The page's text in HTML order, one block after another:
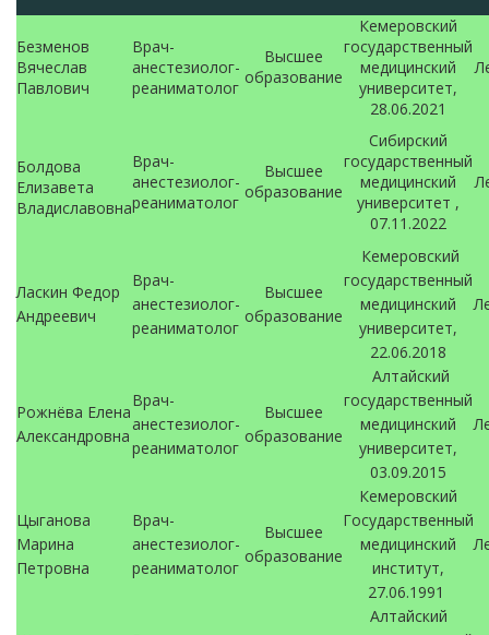
Безменов
Вячеслав
Павлович
Врач-
анестезиолог-
реаниматолог
Высшее
образование
Кемеровский
государственный
медицинский
университет,
28.06.2021
Болдова
Елизавета
Владиславовна
Врач-
анестезиолог-
реаниматолог
Высшее
образование
Сибирский
государственный
медицинский
университет ,
07.11.2022
Ласкин Федор
Андреевич
Врач-
анестезиолог-
реаниматолог
Высшее
образование
Кемеровский
государственный
медицинский
университет,
22.06.2018
Рожнёва Елена
Александровна
Врач-
анестезиолог-
реаниматолог
Высшее
образование
Алтайский
государственный
медицинский
университет,
03.09.2015
Цыганова
Марина
Петровна
Врач-
анестезиолог-
реаниматолог
Высшее
образование
Кемеровский
Государственный
медицинский
институт,
27.06.1991
Алтайский